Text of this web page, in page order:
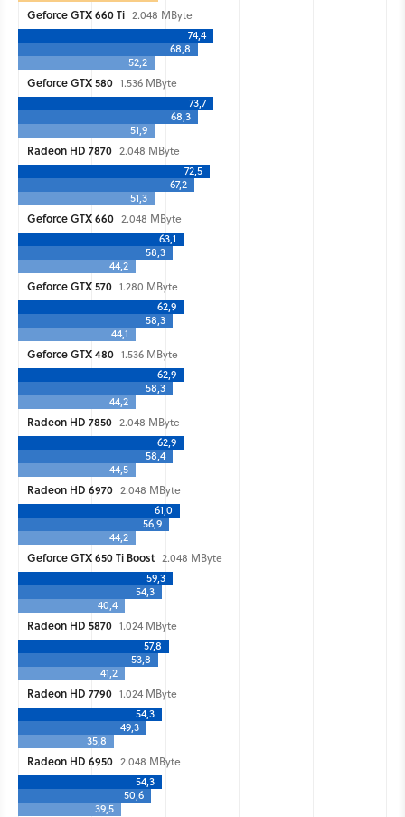
Geforce GTX 660 Ti 2.048 MByte
74,4
68,8
52,2
Geforce GTX 580 1.536 MByte
73,7
68,3
51,9
Radeon HD 7870 2.048 MByte
72,5
67,2
51,3
Geforce GTX 660 2.048 MByte
63,1
58,3
44,2
Geforce GTX 570 1.280 MByte
62,9
58,3
44,1
Geforce GTX 480 1.536 MByte
62,9
58,3
44,2
Radeon HD 7850 2.048 MByte
62,9
58,4
44,5
Radeon HD 6970 2.048 MByte
61,0
56,9
44,2
Geforce GTX 650 Ti Boost 2.048 MByte
59,3
54,3
40,4
Radeon HD 5870 1.024 MByte
57,8
53,8
41,2
Radeon HD 7790 1.024 MByte
54,3
49,3
35,8
Radeon HD 6950 2.048 MByte
54,3
50,6
39,5